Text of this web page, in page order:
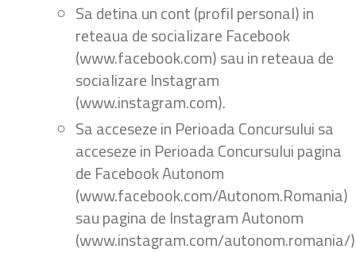
Sa detina un cont (profil personal) in
reteaua de socializare Facebook
(www.facebook.com) sau in reteaua de
socializare Instagram
(www.instagram.com).
Sa acceseze in Perioada Concursului sa
acceseze in Perioada Concursului pagina
de Facebook Autonom
(www.facebook.com/Autonom.Romania)
sau pagina de Instagram Autonom
(www.instagram.com/autonom.romania/